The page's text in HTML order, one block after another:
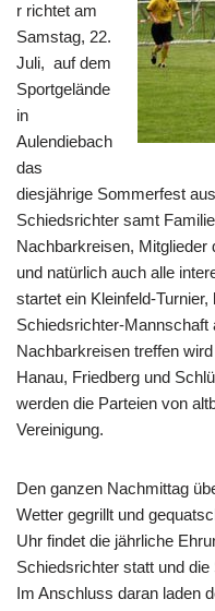
r richtet am
Samstag, 22.
Juli, auf dem
Sportgelände
in
Aulendiebach
das
diesjährige Sommerfest
Schiedsrichter samt
Nachbarkreisen,
und natürlich auch alle
startet ein Kleinfeld-
Schiedsrichter-
Nachbarkreisen treffen
Hanau, Friedberg und
werden die Parteien von
Vereinigung.
Den ganzen Nachmittag
Wetter gegrillt und
Uhr findet die jährliche
Schiedsrichter statt und
Im Anschluss daran laden